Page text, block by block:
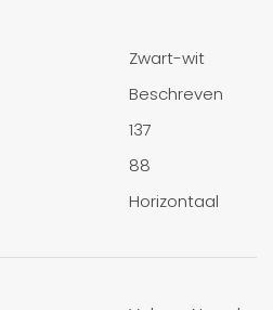
Zwart-wit
Beschreven
137
88
Horizontaal